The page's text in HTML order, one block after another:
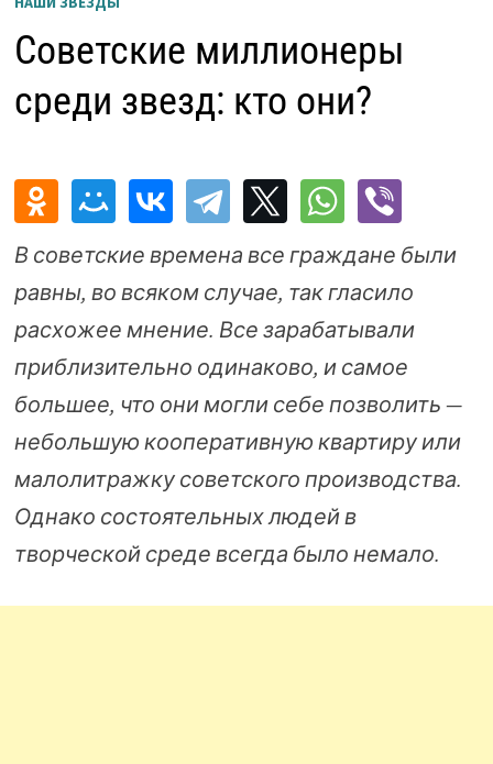
Советские миллионеры
среди звезд: кто они?
В советские времена все граждане были
равны, во всяком случае, так гласило
расхожее мнение. Все зарабатывали
приблизительно одинаково, и самое
большее, что они могли себе позволить —
небольшую кооперативную квартиру или
малолитражку советского производства.
Однако состоятельных людей в
творческой среде всегда было немало.